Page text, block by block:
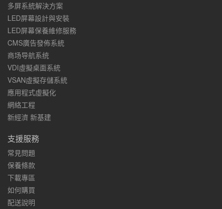
多屏系統解決方案
LED屏幕設計與安裝
LED屏幕保養維修服務
CMS廣告發佈系統
商场导航系统
VDI虛擬桌面系統
VSAN虛擬存儲系統
應用程式虛擬化
網絡工程
新經濟 新基建
支援服務
常見問題
保養條款
下載專區
如何購買
配送說明